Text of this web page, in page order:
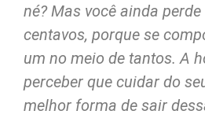
né? Mas você ainda
centavos, porque se
um no meio de tantos. A
perceber que cuidar do
melhor forma de sair